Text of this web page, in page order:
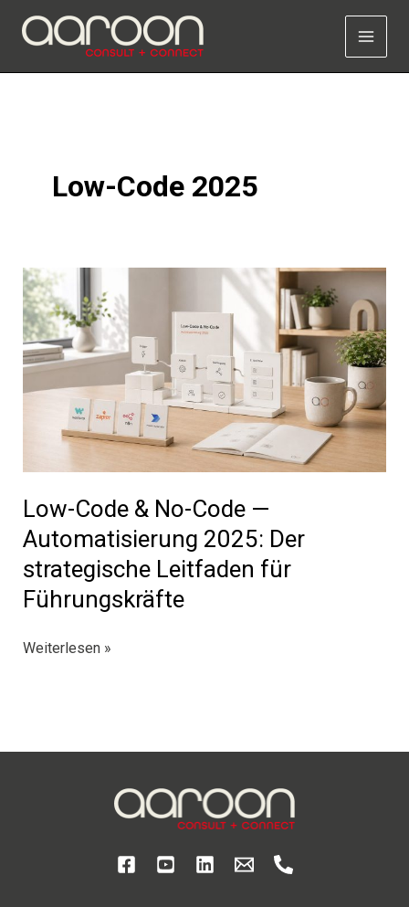
Inhalt
Low-Code 2025
Low-Code & No-Code —
Automatisierung 2025: Der
strategische Leitfaden für
Führungskräfte
Low-
Automatisierung
Weiterlesen »